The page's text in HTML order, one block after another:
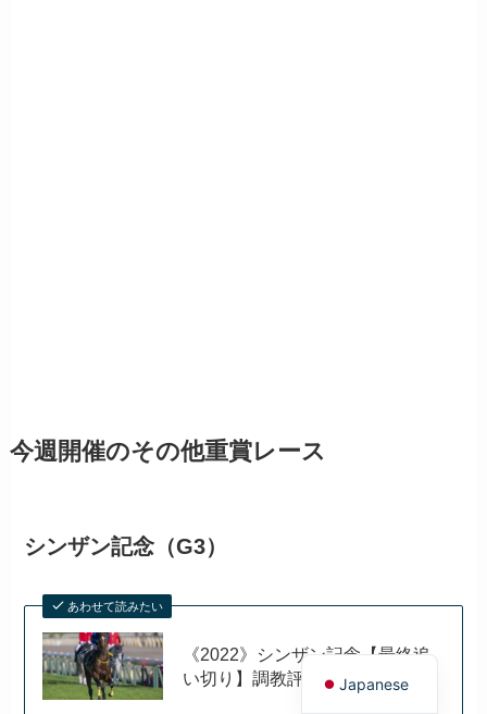
今週開催のその他重賞レース
シンザン記念（G3）
あわせて読みたい
《2022》シンザン記念【最終追
い切り】調教評価
Japanese
English